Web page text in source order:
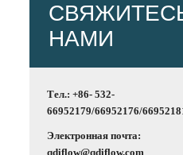
НАМИ
Тел.: +86- 532-
66952179/66952176/
Электронная почта:
qdiflow@qdiflow.com